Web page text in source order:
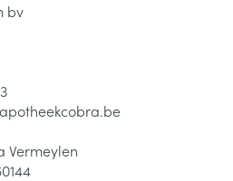
bv
apotheekcobra.be
Vermeylen